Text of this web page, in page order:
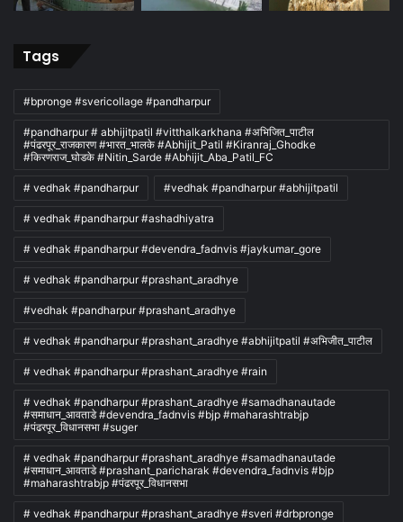
Tags
#bpronge #svericollage #pandharpur
#pandharpur # abhijitpatil #vitthalkarkhana #अभिजित_पाटील
#पंढरपूर_राजकारण #भारत_भालके #Abhijit_Patil #Kiranraj_Ghodke
#किरणराज_घोडके #Nitin_Sarde #Abhijit_Aba_Patil_FC
# vedhak #pandharpur #vedhak #pandharpur #abhijitpatil
# vedhak #pandharpur #ashadhiyatra
# vedhak #pandharpur #devendra_fadnvis #jaykumar_gore
# vedhak #pandharpur #prashant_aradhye
#vedhak #pandharpur #prashant_aradhye
# vedhak #pandharpur #prashant_aradhye #abhijitpatil #अभिजीत_पाटील
# vedhak #pandharpur #prashant_aradhye #rain
# vedhak #pandharpur #prashant_aradhye #samadhanautade
#समाधान_आवताडे #devendra_fadnvis #bjp #maharashtrabjp
#पंढरपूर_विधानसभा #suger
# vedhak #pandharpur #prashant_aradhye #samadhanautade
#समाधान_आवताडे #prashant_paricharak #devendra_fadnvis #bjp
#maharashtrabjp #पंढरपूर_विधानसभा
# vedhak #pandharpur #prashant_aradhye #sveri #drbpronge